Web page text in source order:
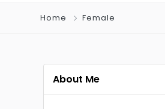
Home Female
About Me